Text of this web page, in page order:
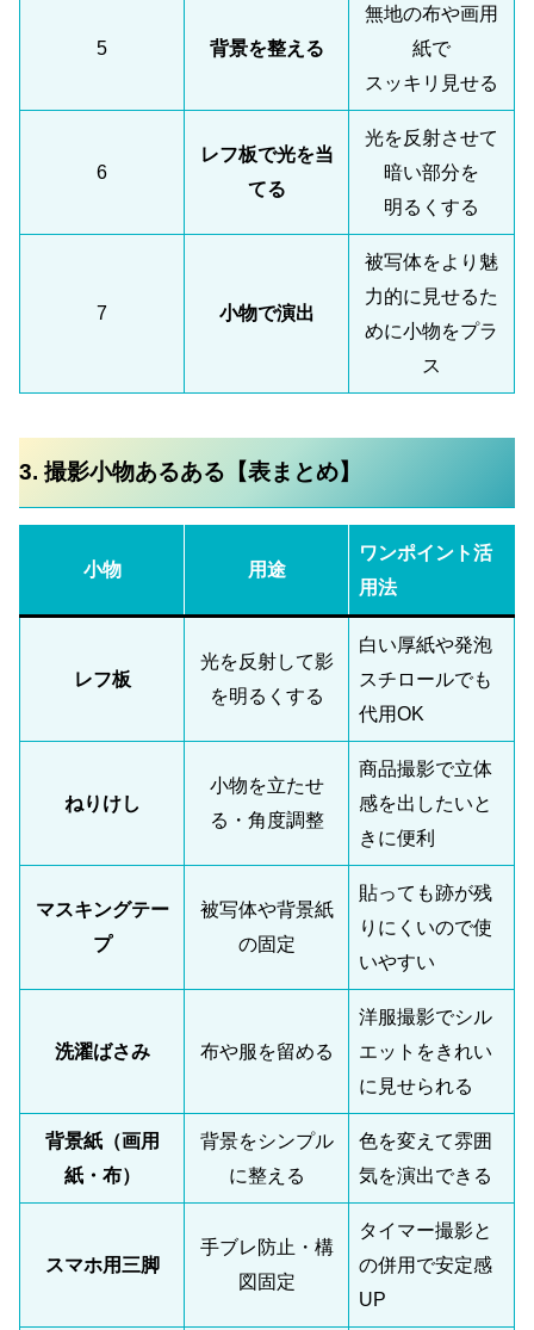
5 背景を整える
無地の布や画用
紙で
スッキリ見せる
6
レフ板で光を当
てる
光を反射させて
暗い部分を
明るくする
7 小物で演出
被写体をより魅
力的に見せるた
めに小物をプラ
ス
3. 撮影小物あるある【表まとめ】
小物 用途
ワンポイント活
用法
レフ板
光を反射して影
を明るくする
白い厚紙や発泡
スチロールでも
代用OK
ねりけし
小物を立たせ
る・角度調整
商品撮影で立体
感を出したいと
きに便利
マスキングテー
プ
被写体や背景紙
の固定
貼っても跡が残
りにくいので使
いやすい
洗濯ばさみ 布や服を留める
洋服撮影でシル
エットをきれい
に見せられる
背景紙（画用
紙・布）
背景をシンプル
に整える
色を変えて雰囲
気を演出できる
スマホ用三脚
手ブレ防止・構
図固定
タイマー撮影と
の併用で安定感
UP